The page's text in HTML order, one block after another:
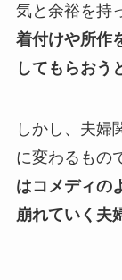
気と余裕を持
着付けや所作
してもらおう
しかし、夫婦
に変わるもの
はコメディの
崩れていく夫